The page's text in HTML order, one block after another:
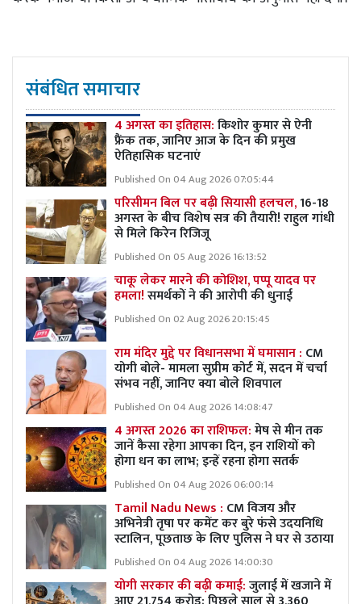
संबंधित समाचार
4 अगस्त का इतिहास:किशोर कुमार से ऐनी
फ्रैंक तक, जानिए आज के दिन की प्रमुख
ऐतिहासिक घटनाएं
Published On 04 Aug 2026 07:05:44
परिसीमन बिल पर बढ़ी सियासी हलचल,16-18
अगस्त के बीच विशेष सत्र की तैयारी! राहुल गांधी
से मिले किरेन रिजिजू
Published On 05 Aug 2026 16:13:52
चाकू लेकर मारने की कोशिश, पप्पू यादव पर
हमला!समर्थकों ने की आरोपी की धुनाई
Published On 02 Aug 2026 20:15:45
राम मंदिर मुद्दे पर विधानसभा में घमासान : CM
योगी बोले- मामला सुप्रीम कोर्ट में, सदन में चर्चा
संभव नहीं, जानिए क्या बोले शिवपाल
Published On 04 Aug 2026 14:08:47
4 अगस्त 2026 का राशिफल:मेष से मीन तक
जानें कैसा रहेगा आपका दिन, इन राशियों को
होगा धन का लाभ; इन्हें रहना होगा सतर्क
Published On 04 Aug 2026 06:00:14
Tamil Nadu News : CM विजय और
अभिनेत्री तृषा पर कमेंट कर बुरे फंसे उदयनिधि
स्टालिन, पूछताछ के लिए पुलिस ने घर से उठाया
Published On 04 Aug 2026 14:00:30
योगी सरकार की बढ़ी कमाई:जुलाई में खजाने में